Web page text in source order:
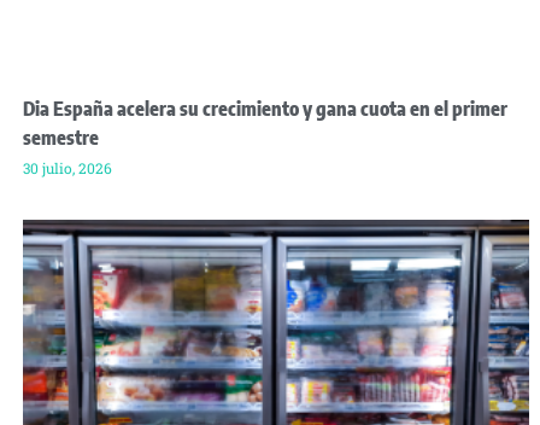
Dia España acelera su crecimiento y gana cuota en el primer
semestre
30 julio, 2026